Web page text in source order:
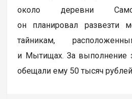
около деревни
он планировал развезти
тайникам,
и Мытищах. За выполнение
обещали ему 50 тысяч